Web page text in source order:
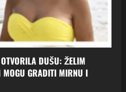
DUŠU: ŽELIM
GRADITI MIRNU I